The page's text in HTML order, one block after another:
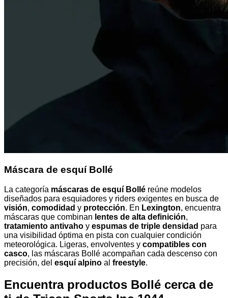
Máscara de esquí Bollé
La categoría máscaras de esquí Bollé reúne modelos
diseñados para esquiadores y riders exigentes en busca de
visión, comodidad y protección. En Lexington, encuentra
máscaras que combinan lentes de alta definición,
tratamiento antivaho y espumas de triple densidad para
una visibilidad óptima en pista con cualquier condición
meteorológica. Ligeras, envolventes y compatibles con
casco, las máscaras Bollé acompañan cada descenso con
precisión, del esquí alpino al freestyle.
Encuentra productos Bollé cerca de